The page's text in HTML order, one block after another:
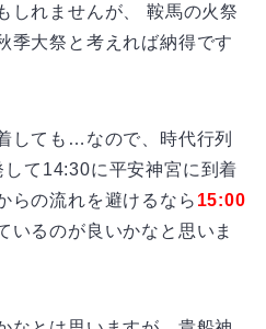
しれませんが、 鞍馬の火祭
季大祭と考えれば納得です
しても…なので、時代行列
て14:30に平安神宮に到着
らの流れを避けるなら 15:00
いるのが良いかなと思いま